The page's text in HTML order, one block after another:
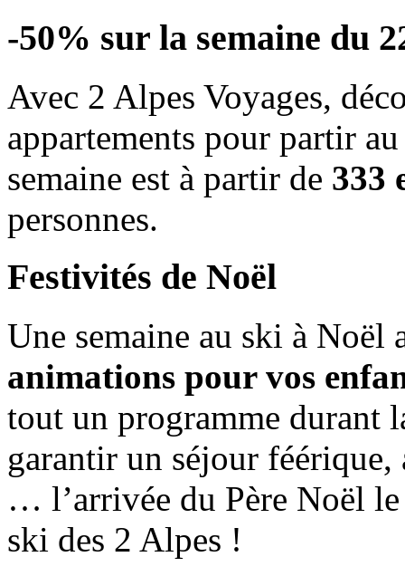
-50% sur la semaine du
Avec 2 Alpes Voyages,
appartements pour partir
semaine est à partir de 333
personnes.
Festivités de Noël
Une semaine au ski à Noël
animations pour vos
tout un programme durant
garantir un séjour féérique,
… l’arrivée du Père Noël
ski des 2 Alpes !